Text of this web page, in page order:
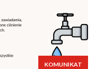
KOMUNIKAT